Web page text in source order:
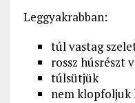
Leggyakrabban:
túl vastag
rossz húsrészt
túlsütjük
nem klopfoljuk